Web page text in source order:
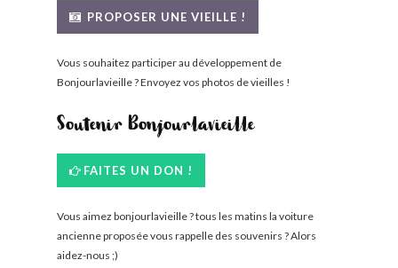
PROPOSER UNE VIEILLE !
Vous souhaitez participer au développement de
Bonjourlavieille ? Envoyez vos photos de vieilles !
Soutenir Bonjourlavieille
FAITES UN DON !
Vous aimez bonjourlavieille ? tous les matins la voiture
ancienne proposée vous rappelle des souvenirs ? Alors
aidez-nous ;)